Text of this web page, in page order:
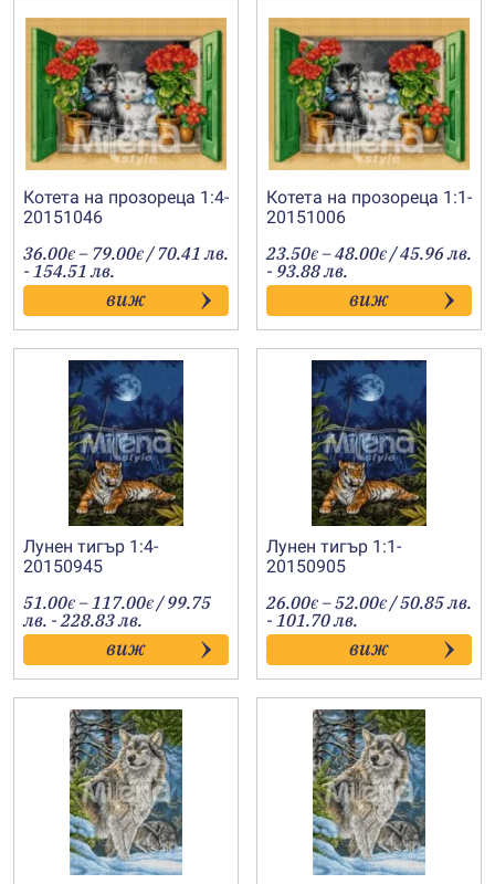
Котета на прозореца 1:4-
20151046
36.00€ – 79.00€Price
range:
36.00€
through
79.00€
/ 70.41 лв.
- 154.51 лв.
виж
Котета на прозореца 1:1-
20151006
23.50€ –48.00€Price
range:
23.50€
through
48.00€
/ 45.96 лв.
- 93.88 лв.
виж
Лунен тигър 1:4-
20150945
51.00€ –117.00€Price
range:
51.00€
through
117.00€
/ 99.75
лв. - 228.83 лв.
виж
Лунен тигър 1:1-
20150905
26.00€ –52.00€Price
range:
26.00€
through
52.00€
/ 50.85 лв.
- 101.70 лв.
виж